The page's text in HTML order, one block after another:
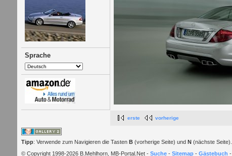
Sprache
erste vorherige
Tipp: Verwende zum Navigieren die Tasten B(vorherige Seite) und N(nächste Seite).
© Copyright 1998-2026 B.Mehlhorn, MB-Portal.Net - Suche- Sitemap- Gästebuch -